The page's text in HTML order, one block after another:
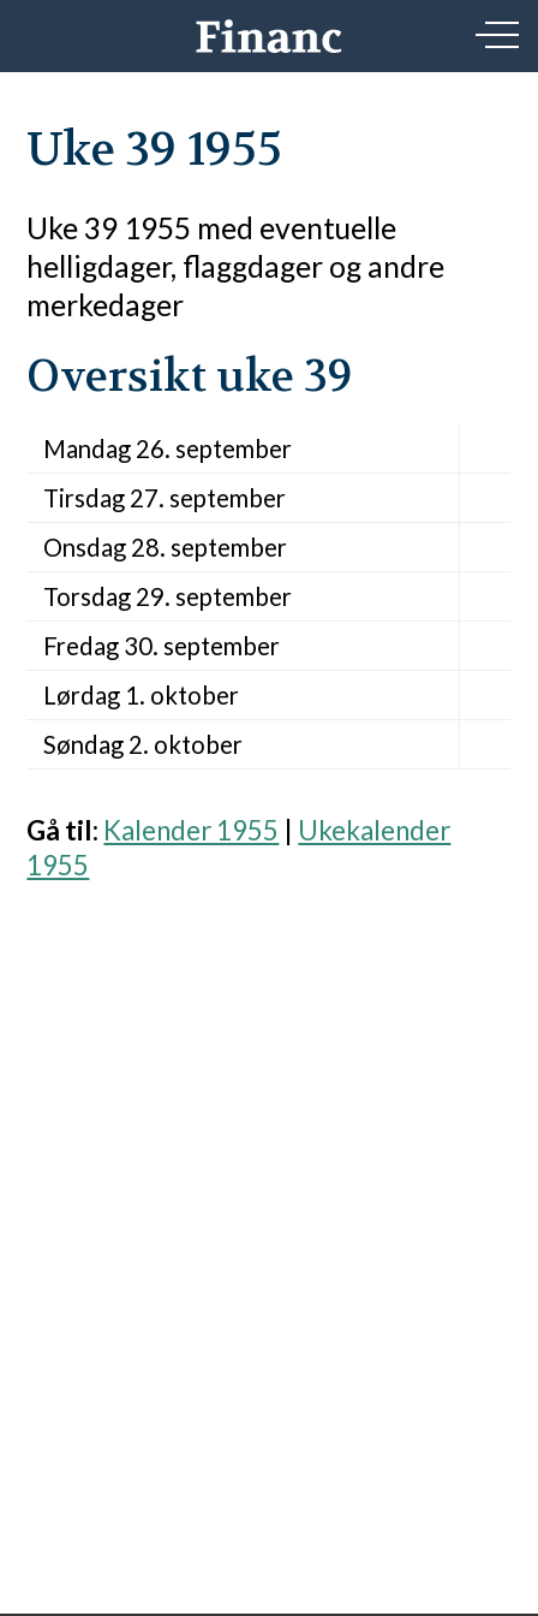
Uke 39 1955
Uke 39 1955 med eventuelle
helligdager, flaggdager og andre
merkedager
Oversikt uke 39
Mandag 26. september
Tirsdag 27. september
Onsdag 28. september
Torsdag 29. september
Fredag 30. september
Lørdag 1. oktober
Søndag 2. oktober
Gå til: Kalender 1955
Ukekalender
1955